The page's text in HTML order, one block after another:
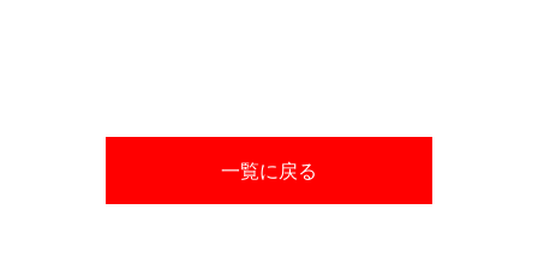
一覧に戻る